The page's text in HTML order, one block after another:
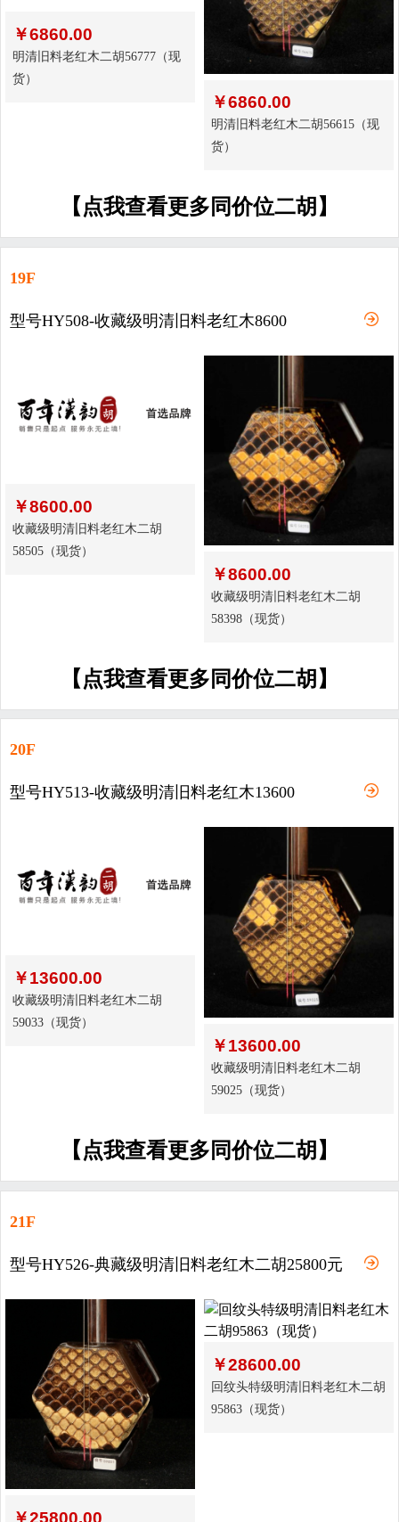
￥6860.00
明清旧料老红木二胡56777（现
货）
￥6860.00
明清旧料老红木二胡56615（现
货）
【点我查看更多同价位二胡】
19F
型号HY508-收藏级明清旧料老红木8600
￥8600.00
收藏级明清旧料老红木二胡
58505（现货）
￥8600.00
收藏级明清旧料老红木二胡
58398（现货）
【点我查看更多同价位二胡】
20F
型号HY513-收藏级明清旧料老红木13600
￥13600.00
收藏级明清旧料老红木二胡
59033（现货）
￥13600.00
收藏级明清旧料老红木二胡
59025（现货）
【点我查看更多同价位二胡】
21F
型号HY526-典藏级明清旧料老红木二胡25800元
￥25800.00
￥28600.00
回纹头特级明清旧料老红木二胡
95863（现货）